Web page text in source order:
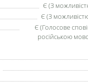
Є (З
Є (З
Є (Голосове
російською